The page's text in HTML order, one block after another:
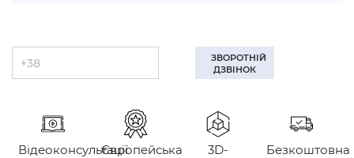
ЗВОРОТНІЙ
ДЗВІНОК
ВідеоконсультаціїЄвропейська
3D-
Безкоштовна